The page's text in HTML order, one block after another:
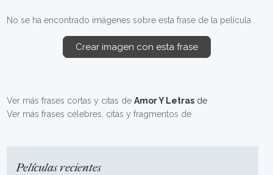
No se ha encontrado imágenes sobre esta frase de la película .
Crear imagen con esta frase
Ver más frases cortas y citas deAmor Y Letras de
Ver más frases célebres, citas y fragmentos de
Películas recientes